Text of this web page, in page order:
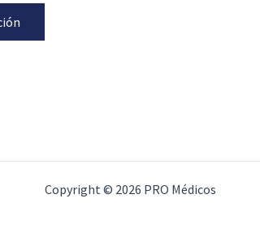
Copyright © 2026 PRO Médicos